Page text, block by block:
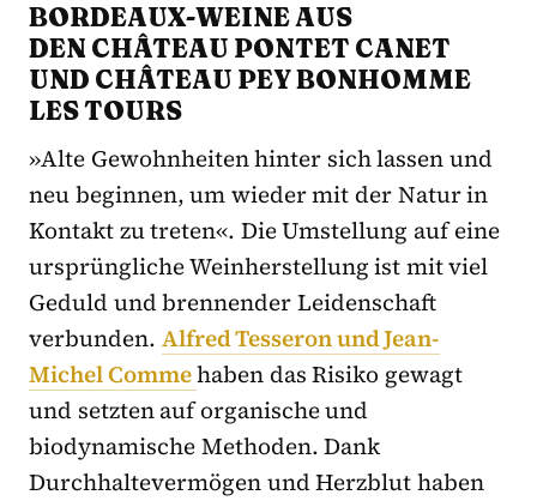
BORDEAUX-WEINE AUS
DEN CHÂTEAU PONTET CANET
UND CHÂTEAU PEY BONHOMME
LES TOURS
»Alte Gewohnheiten hinter sich lassen und
neu beginnen, um wieder mit der Natur in
Kontakt zu treten«. Die Umstellung auf eine
ursprüngliche Weinherstellung ist mit viel
Geduld und brennender Leidenschaft
verbunden. Alfred Tesseron und Jean-
Michel Commehaben das Risiko gewagt
und setzten auf organische und
biodynamische Methoden. Dank
Durchhaltevermögen und Herzblut haben